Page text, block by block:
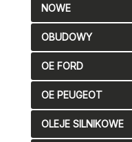
NOWE
OBUDOWY
OE FORD
OE PEUGEOT
OLEJE SILNIKOWE